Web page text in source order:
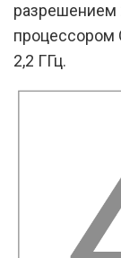
разрешением
процессором
2,2 ГГц.